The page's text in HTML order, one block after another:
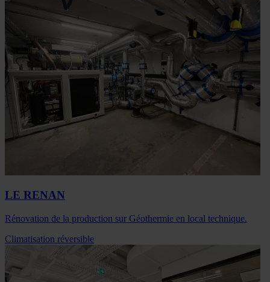
LE RENAN
Rénovation de la production sur Géothermie en local technique.
Climatisation réversible